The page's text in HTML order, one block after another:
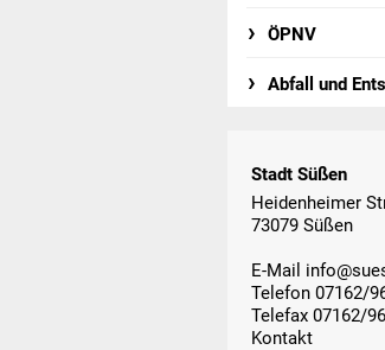
ÖPNV
Abfall und
Stadt Süßen
Heidenheimer
73079 Süßen
E-Mail
Telefon 07162/
Telefax 07162/
Kontakt